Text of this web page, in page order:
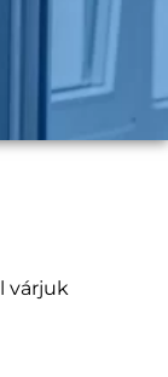
várjuk